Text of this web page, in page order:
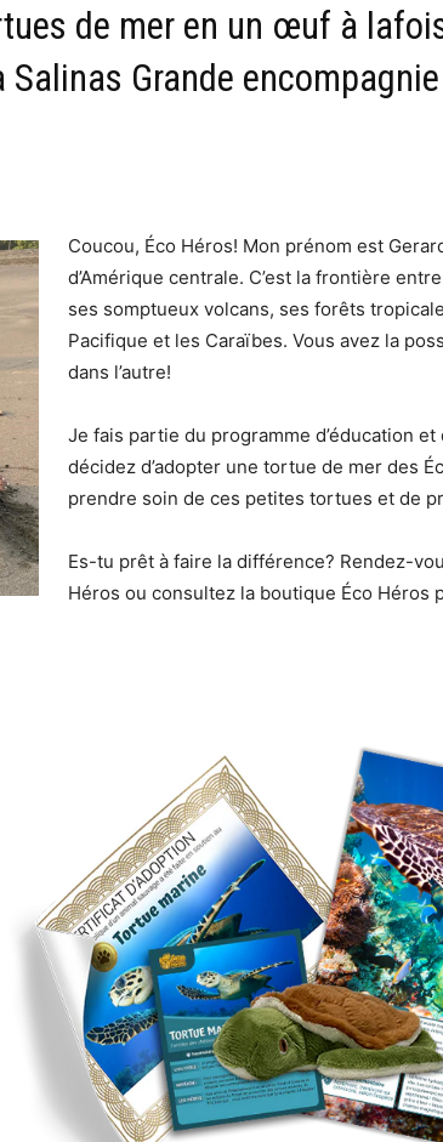
de mer en un œuf à
Salinas Grande
Coucou, Éco Héros! Mon prénom est
d’Amérique centrale. C’est la frontière
ses somptueux volcans, ses forêts
Pacifique et les Caraïbes. Vous avez la
dans l’autre!
Je fais partie du programme d’éducation
décidez d’adopter une tortue de mer des
prendre soin de ces petites tortues et de
Es-tu prêt à faire la différence? Rendez-
Héros ou consultez la boutique Éco